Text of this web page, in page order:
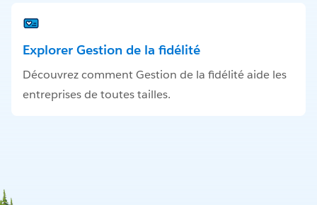
Explorer Gestion de la fidélité
Découvrez comment Gestion de la fidélité aide les
entreprises de toutes tailles.